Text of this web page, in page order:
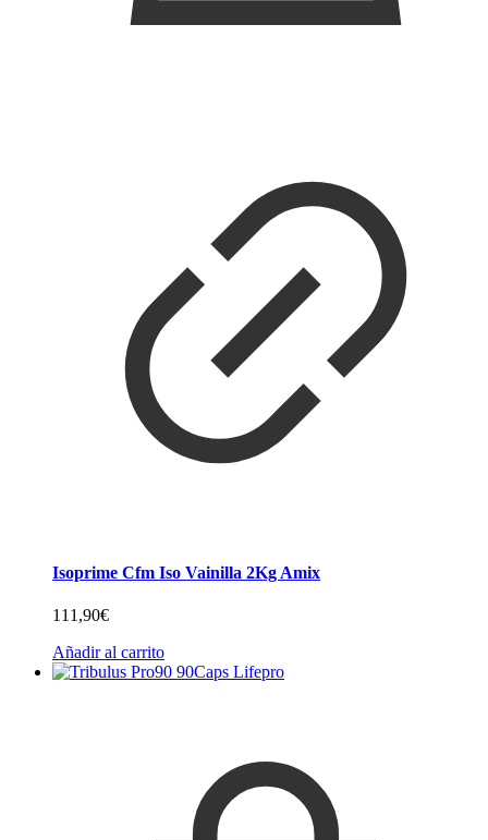
Isoprime Cfm Iso Vainilla 2Kg Amix
111,90€
Añadir al carrito